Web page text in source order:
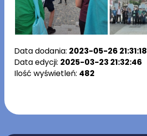
Data dodania: 2023-05-26 21:31:18
Data edycji: 2025-03-23 21:32:46
Ilość wyświetleń: 482